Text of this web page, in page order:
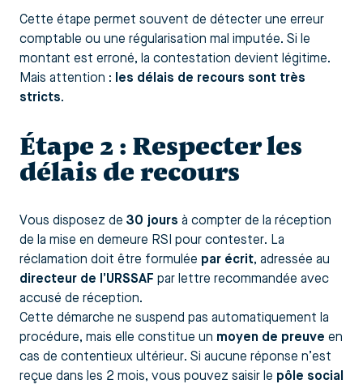
Cette étape permet souvent de détecter une erreur
comptable ou une régularisation mal imputée. Si le
montant est erroné, la contestation devient légitime.
Mais attention :
les délais de recours sont très
stricts.
Étape 2 : Respecter les
délais de recours
Vous disposez de 30 jours à compter de la réception
de la mise en demeure RSI pour contester. La
réclamation doit être formulée par écrit, adressée au
directeur de l’URSSAF par lettre recommandée avec
accusé de réception.
Cette démarche ne suspend pas automatiquement la
procédure, mais elle constitue un moyen de preuve en
cas de contentieux ultérieur. Si aucune réponse n’est
reçue dans les 2 mois, vous pouvez saisir le pôle social